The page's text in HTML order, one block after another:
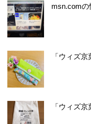
msn.comの
「ウィズ
「ウィズ